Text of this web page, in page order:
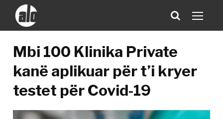
Mbi 100 Klinika Private
kanë aplikuar për t’i kryer
testet për Covid-19